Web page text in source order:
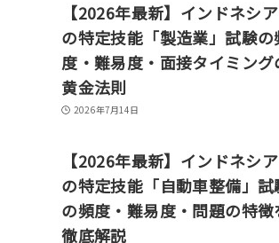
【2026年最新】インドネシ
の特定技能「製造業」試験の
度・難易度・面接タイミング
黄金法則
2026年7月14日
【2026年最新】インドネシ
の特定技能「自動車整備」試
の頻度・難易度・問題の特徴
徹底解説